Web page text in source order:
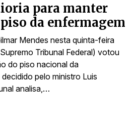
para manter
da enfermagem
Mendes nesta quinta-feira
Tribunal Federal) votou
do piso nacional da
pelo ministro Luis
analisa,…